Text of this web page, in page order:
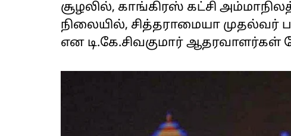
சூழலில், காங்கிரஸ் கட்சி
நிலையில், சித்தராமையா முதல்வர்
என டி.கே.சிவகுமார் ஆதரவாளர்கள்